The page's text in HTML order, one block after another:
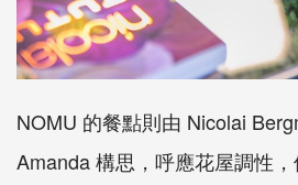
NOMU 的餐點則由 Nicolai
Amanda 構思，呼應花屋調性